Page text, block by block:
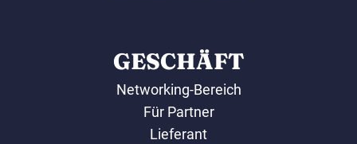
GESCHÄFT
Networking-Bereich
Für Partner
Lieferant